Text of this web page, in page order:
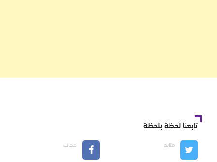
تابعنا لحظة بلحظة
متابع اعجاب